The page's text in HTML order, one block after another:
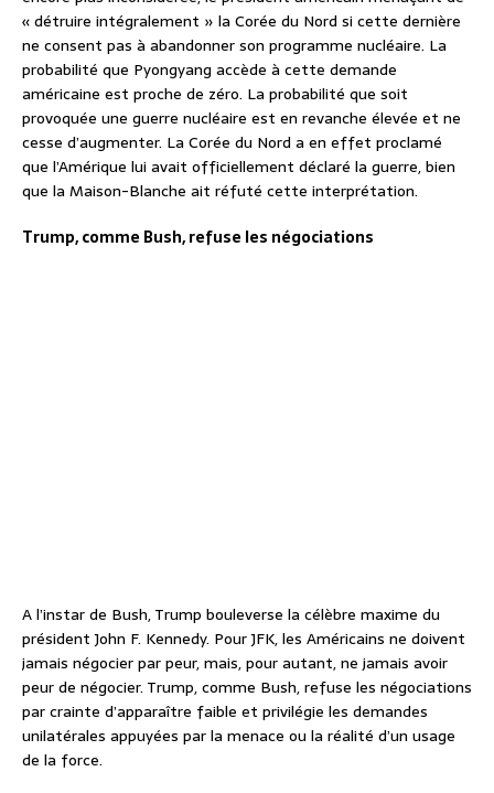
« détruire intégralement » la Corée du Nord si cette dernière
ne consent pas à abandonner son programme nucléaire. La
probabilité que Pyongyang accède à cette demande
américaine est proche de zéro. La probabilité que soit
provoquée une guerre nucléaire est en revanche élevée et ne
cesse d’augmenter. La Corée du Nord a en effet proclamé
que l’Amérique lui avait officiellement déclaré la guerre, bien
que la Maison-Blanche ait réfuté cette interprétation.
Trump, comme Bush, refuse les négociations
A l’instar de Bush, Trump bouleverse la célèbre maxime du
président John F. Kennedy. Pour JFK, les Américains ne doivent
jamais négocier par peur, mais, pour autant, ne jamais avoir
peur de négocier. Trump, comme Bush, refuse les négociations
par crainte d’apparaître faible et privilégie les demandes
unilatérales appuyées par la menace ou la réalité d’un usage
de la force.